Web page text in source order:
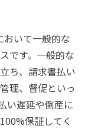
いて一般的な
です。一般的な
ち、請求書払い
理、督促といっ
い遅延や倒産に
保証してく